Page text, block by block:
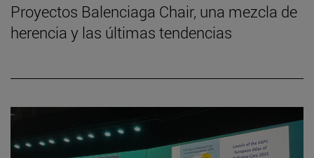
Proyectos Balenciaga Chair, una mezcla de
herencia y las últimas tendencias